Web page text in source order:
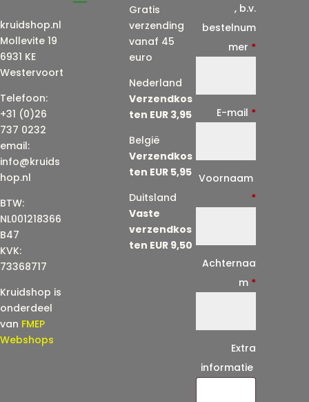
kruidshop.nl
Mollevite 19
6931 KE
Westervoort
Telefoon:
+31 (0)26
737 0232
email:
info@kruids
hop.nl
BTW:
NL001218366
B47
KVK:
73368717
Kruidshop is
onderdeel
van FMEP
Webshops
Gratis
verzending
vanaf 45
euro
Nederland
Verzendkos
ten EUR 3,95
België
Verzendkos
ten EUR 5,95
Duitsland
Vaste
verzendkos
ten EUR 9,50
, b.v.
bestelnum
mer *
E-mail *
Voornaam
*
Achternaa
m *
Extra
informatie